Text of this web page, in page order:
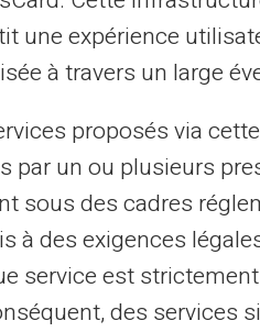
mentionne,
« Removal of cash top-
du 9 juillet 2026, les
en espèces. Pour
d'aide.
confirme la décision
d'espèces sont
aux
une expérience
à travers un large
proposés via
par un ou plusieurs
sous des cadres
à des exigences
service est
des services